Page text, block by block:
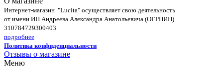
Интернет-магазин "Lucita" осуществляет свою деятельность
от имени ИП Андреева Александра Анатольевича (ОГРНИП)
310784729300403
подробнее
Политика конфиденциальности
Отзывы о магазине
Меню